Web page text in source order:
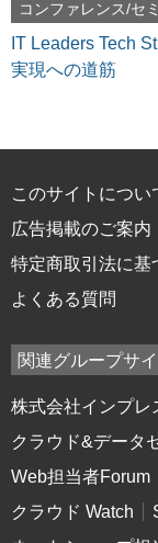
コンファレンス/セ
IT Leaders Tech
実現への道筋
このサイトについ
広告掲載のご案内
特定商取引法に基
よくある質問
関連グループサイ
株式会社インプレ
クラウド&データ
Web担当者Forum
クラウド Watch